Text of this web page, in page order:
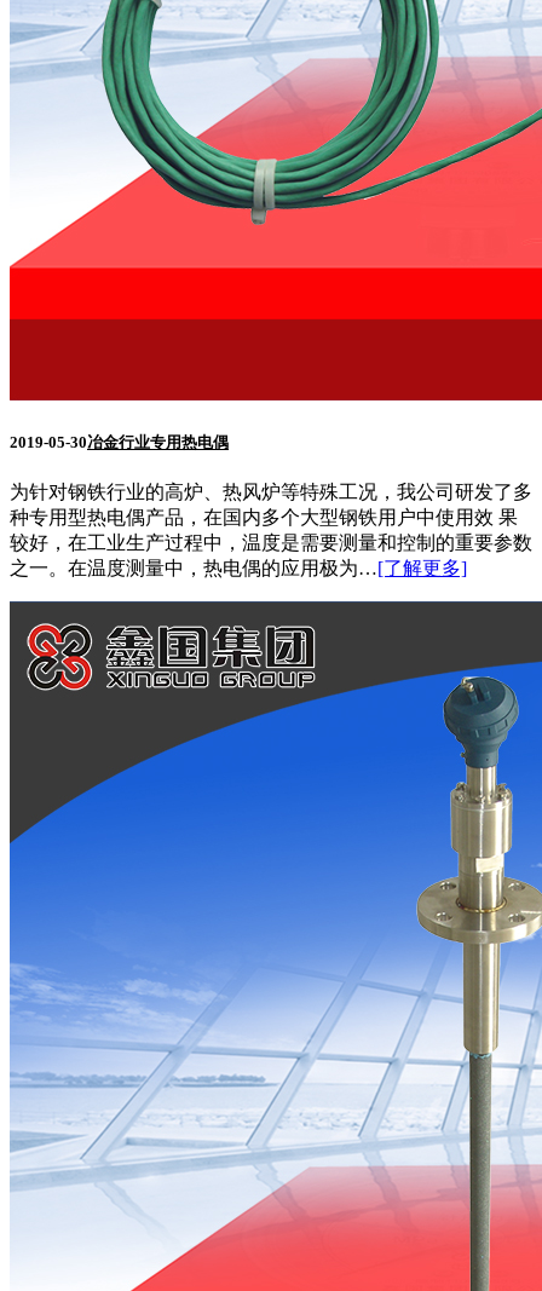
2019-05-30冶金行业专用热电偶
为针对钢铁行业的高炉、热风炉等特殊工况，我公司研发了多
种专用型热电偶产品，在国内多个大型钢铁用户中使用效 果
较好，在工业生产过程中，温度是需要测量和控制的重要参数
之一。在温度测量中，热电偶的应用极为…[了解更多]